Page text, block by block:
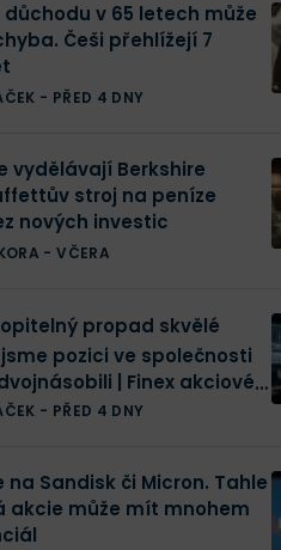
v 65 letech může
Češi přehlížejí 7
- PŘED 4 DNY
vydělávají Berkshire
stroj na peníze
nových investic
-VČERA
propad skvělé
pozici ve společnosti
| Finex akciové
- PŘED 4 DNY
Sandisk či Micron. Tahle
akcie může mít mnohem